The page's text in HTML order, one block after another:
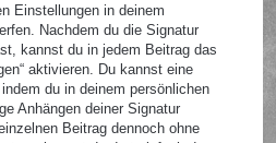
Einstellungen in deinem
Nachdem du die Signatur
kannst du in jedem Beitrag das
aktivieren. Du kannst eine
du in deinem persönlichen
Anhängen deiner Signatur
Beitrag dennoch ohne